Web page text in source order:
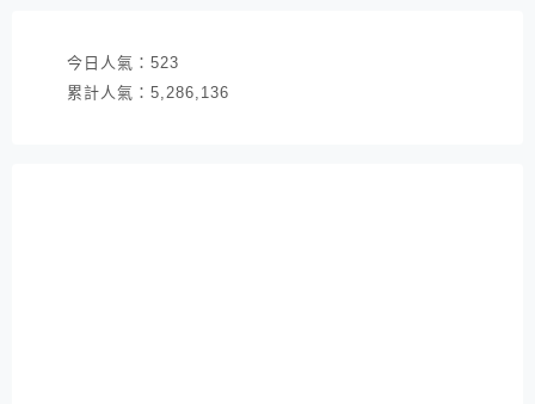
今日人氣： 523
累計人氣： 5,286,136